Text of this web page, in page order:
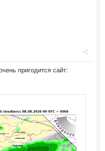
пригодится сайт: